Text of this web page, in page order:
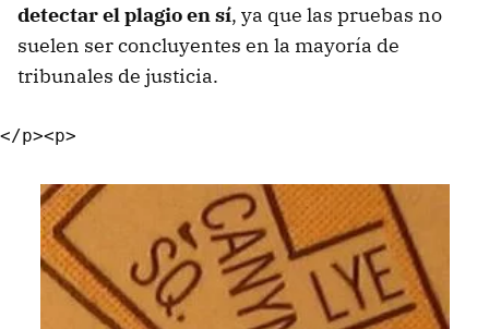
detectar el plagio en sí, ya que las pruebas no
suelen ser concluyentes en la mayoría de
tribunales de justicia.